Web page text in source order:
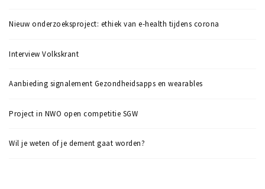
Nieuw onderzoeksproject: ethiek van e-health tijdens corona
Interview Volkskrant
Aanbieding signalement Gezondheidsapps en wearables
Project in NWO open competitie SGW
Wil je weten of je dement gaat worden?